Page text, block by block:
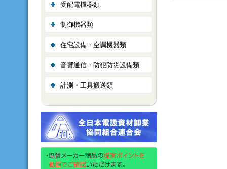
受配電機器類
制御機器類
住宅設備・空調機器類
音響通信・防犯防災設備類
計測・工具搬送類